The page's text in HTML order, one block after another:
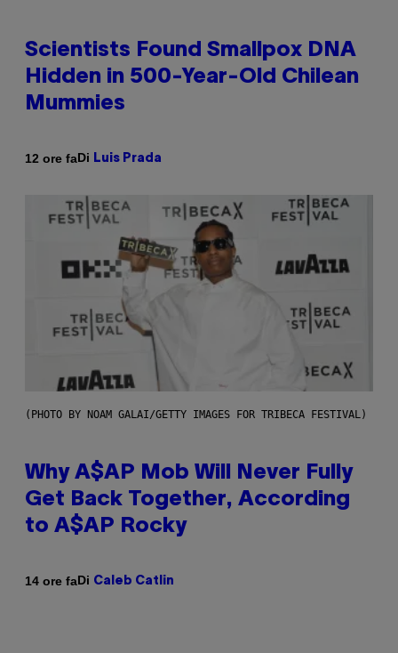
Scientists Found Smallpox DNA
Hidden in 500-Year-Old Chilean
Mummies
12 ore faDi Luis Prada
(PHOTO BY NOAM GALAI/GETTY IMAGES FOR TRIBECA FESTIVAL)
Why A$AP Mob Will Never Fully
Get Back Together, According
to A$AP Rocky
14 ore faDi Caleb Catlin